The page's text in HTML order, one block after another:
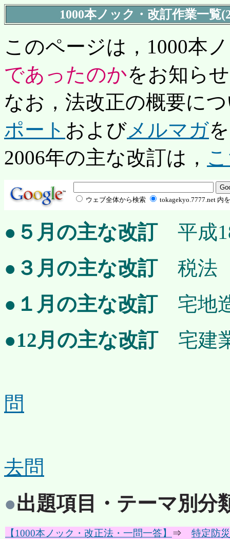
1000本ノック・改訂作業一覧
このページは，1000本
であったのかをお知ら
なお，法改正の概要に
ポート およびメルマガ
2006年の主な改訂は，
ウェブ全体から検索 tokagekyo.7777.net 内
● ５月の主な改訂平成
● ３月の主な改訂税
● １月の主な改訂宅地
●12月の主な改訂 宅建
問
去問
●出題項目・テーマ別分
【1000本ノック・改正法・一問一答】 ⇒ 特定防